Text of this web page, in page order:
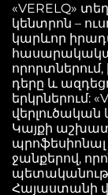
«VERELQ»
կենտրոն –
կարևոր
դերը և
երկրներում:
վերլուծական
Կայքի
ջանքերով,
Հայաստանի